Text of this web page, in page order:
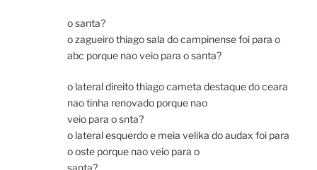
o santa?
o zagueiro thiago sala do campinense foi para o
abc porque nao veio para o santa?
o lateral direito thiago cameta destaque do ceara
nao tinha renovado porque nao
veio para o snta?
o lateral esquerdo e meia velika do audax foi para
o oste porque nao veio para o
santa?